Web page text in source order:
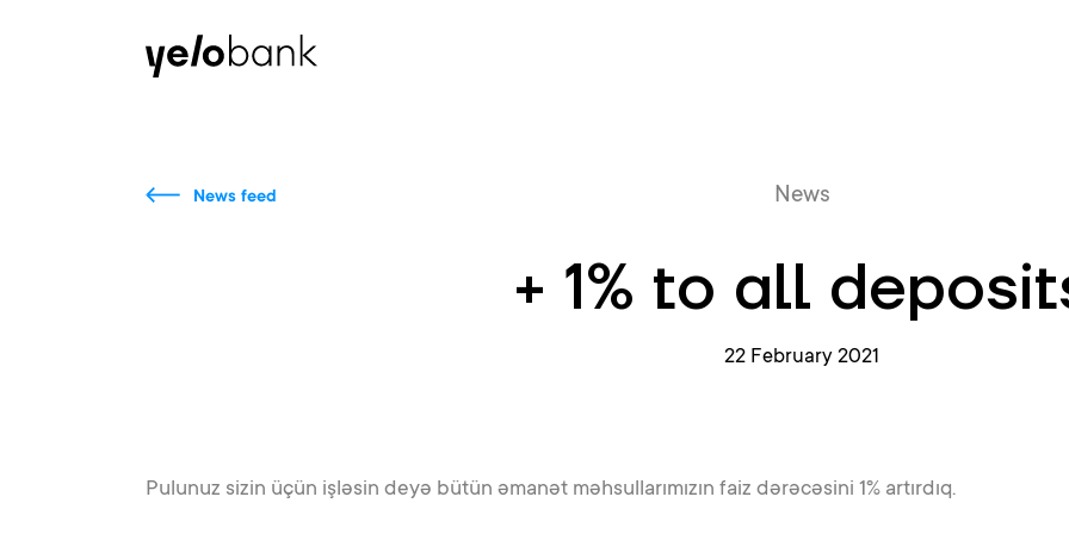
News feed News
+ 1% to all
22 February 2021
Pulunuz sizin üçün işləsin deyə bütün əmanət məhsullarımızın faiz dərəcəsini 1% artırdıq.